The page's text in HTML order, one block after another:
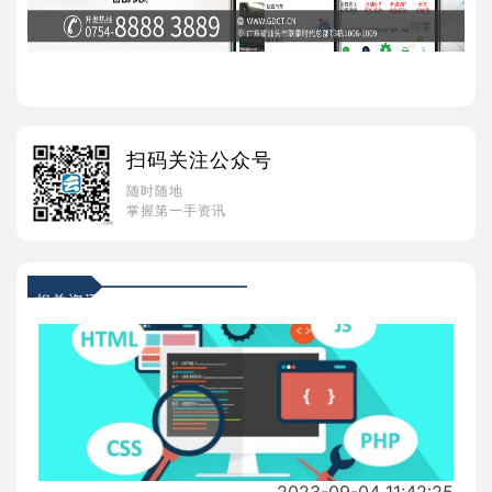
扫码关注公众号
随时随地
掌握第一手资讯
相关资讯